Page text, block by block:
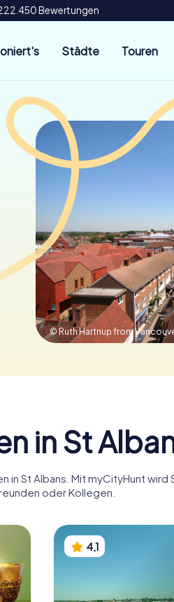
Bewertungen
Städte Touren
© Ruth Hartnup from
in St
St Albans. Mit myCityHunt wird
oder Kollegen.
4,1